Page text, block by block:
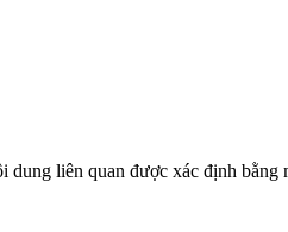
dung liên quan được xác định